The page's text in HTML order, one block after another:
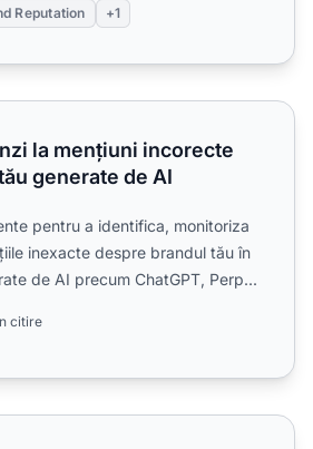
Reputation +1
incorecte ale brandului tău
la mențiuni incorecte
generate de AI
pentru a identifica, monitoriza
inexacte despre brandul tău în
de AI precum ChatGPT, Perp...
citire
în rezultatele căutărilor AI